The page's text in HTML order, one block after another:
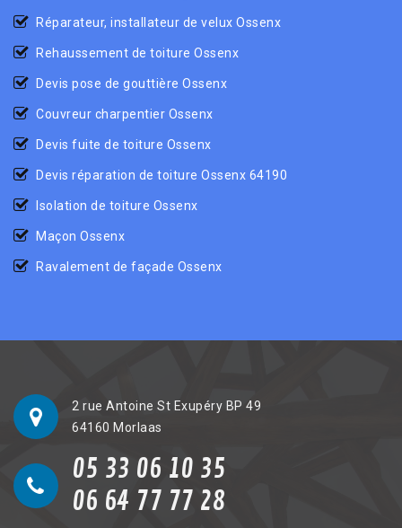
Réparateur, installateur de velux Ossenx
Rehaussement de toiture Ossenx
Devis pose de gouttière Ossenx
Couvreur charpentier Ossenx
Devis fuite de toiture Ossenx
Devis réparation de toiture Ossenx 64190
Isolation de toiture Ossenx
Maçon Ossenx
Ravalement de façade Ossenx
2 rue Antoine St Exupéry BP 49
64160 Morlaas
05 33 06 10 35
06 64 77 77 28